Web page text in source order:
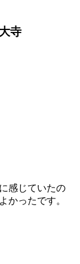
寺
感じていたの
かったです。